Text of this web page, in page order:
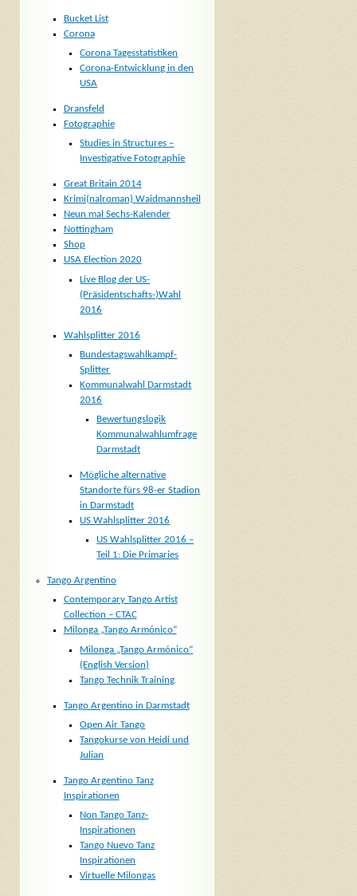
Bucket List
Corona
Corona Tagesstatistiken
Corona-Entwicklung in den
USA
Dransfeld
Fotographie
Studies in Structures –
Investigative Fotographie
Great Britain 2014
Krimi(nalroman) Waidmannsheil
Neun mal Sechs-Kalender
Nottingham
Shop
USA Election 2020
Live Blog der US-
(Präsidentschafts-)Wahl
2016
Wahlsplitter 2016
Bundestagswahlkampf-
Splitter
Kommunalwahl Darmstadt
2016
Bewertungslogik
Kommunalwahlumfrage
Darmstadt
Mögliche alternative
Standorte fürs 98-er Stadion
in Darmstadt
US Wahlsplitter 2016
US Wahlsplitter 2016 –
Teil 1: Die Primaries
Tango Argentino
Contemporary Tango Artist
Collection – CTAC
Milonga „Tango Armónico“
Milonga „Tango Armónico“
(English Version)
Tango Technik Training
Tango Argentino in Darmstadt
Open Air Tango
Tangokurse von Heidi und
Julian
Tango Argentino Tanz
Inspirationen
Non Tango Tanz-
Inspirationen
Tango Nuevo Tanz
Inspirationen
Virtuelle Milongas